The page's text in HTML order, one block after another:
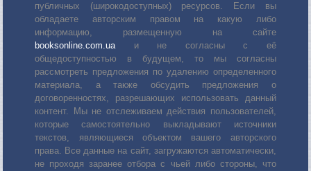
публичных (широкодоступных) ресурсов. Если вы
обладаете авторским правом на какую либо
информацию, размещенную на сайте
booksonline.com.uaи не согласны с её
общедоступностью в будущем, то мы согласны
рассмотреть предложения по удалению определенного
материала, а также обсудить предложения о
договоренностях, разрешающих использовать данный
контент. Мы не отслеживаем действия пользователей,
которые самостоятельно выкладывают источники
текстов, являющиеся объектом вашего авторского
права. Все данные на сайт, загружаются автоматически,
не проходя заранее отбора с чьей либо стороны, что